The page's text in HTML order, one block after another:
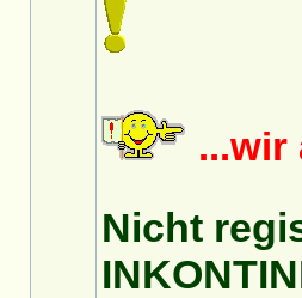
...wir
Nicht